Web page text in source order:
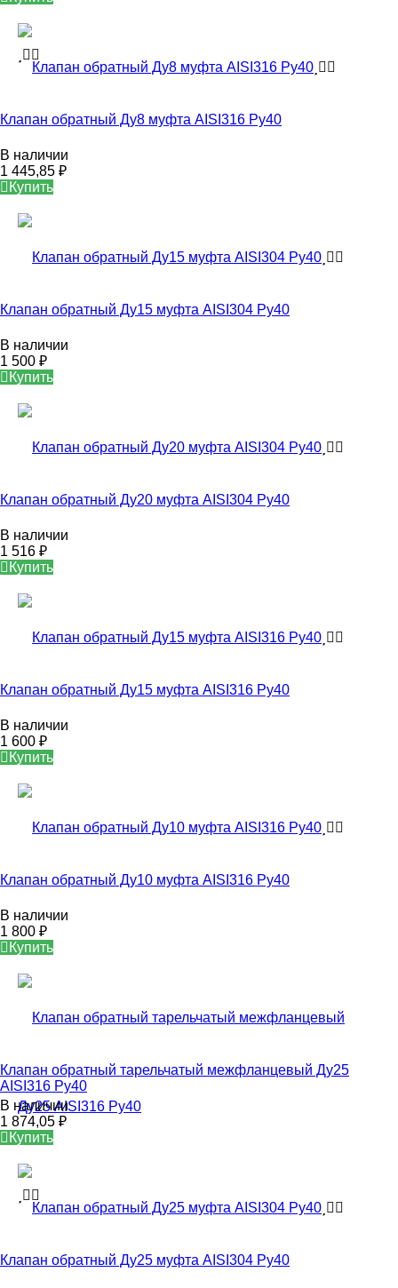
Клапан обратный Ду8 муфта AISI316 Ру40
В наличии
1 445,85 ₽
Купить
Клапан обратный Ду15 муфта AISI304 Ру40
В наличии
1 500 ₽
Купить
Клапан обратный Ду20 муфта AISI304 Ру40
В наличии
1 516 ₽
Купить
Клапан обратный Ду15 муфта AISI316 Ру40
В наличии
1 600 ₽
Купить
Клапан обратный Ду10 муфта AISI316 Ру40
В наличии
1 800 ₽
Купить
Клапан обратный тарельчатый межфланцевый Ду25
AISI316 Ру40
В наличии
1 874,05 ₽
Купить
Клапан обратный Ду25 муфта AISI304 Ру40